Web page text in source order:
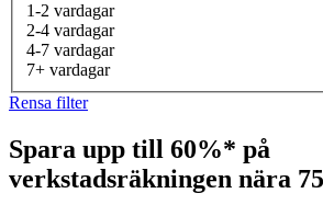
1-2 vardagar
2-4 vardagar
4-7 vardagar
7+ vardagar
Rensa filter
Spara upp till 60%* på
verkstadsräkningen nära